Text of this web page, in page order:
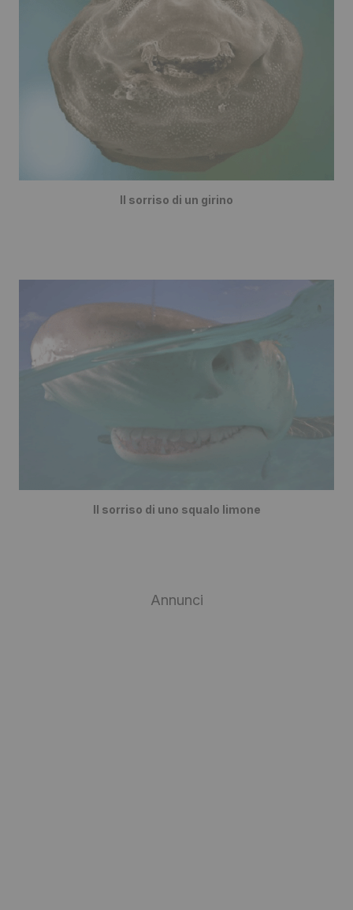
Il sorriso di un girino
Il sorriso di uno squalo limone
Annunci